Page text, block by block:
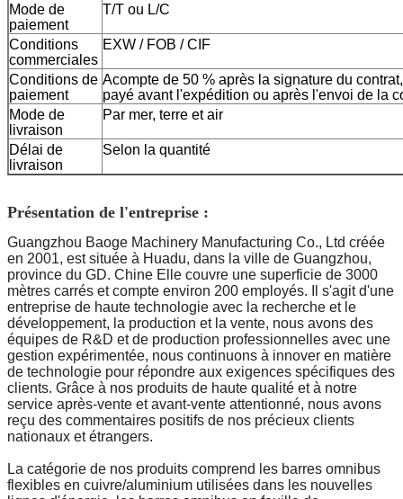
Mode de
paiement
T/T ou L/C
Conditions
commerciales
EXW / FOB / CIF
Conditions de
paiement
Acompte de 50 % après la signature du
payé avant l'expédition ou après l'envoi de la
Mode de
livraison
Par mer, terre et air
Délai de
livraison
Selon la quantité
Présentation de l'entreprise :
Guangzhou Baoge Machinery Manufacturing Co., Ltd créée
en 2001, est située à Huadu, dans la ville de Guangzhou,
province du GD. Chine Elle couvre une superficie de 3000
mètres carrés et compte environ 200 employés. Il s'agit d'une
entreprise de haute technologie avec la recherche et le
développement, la production et la vente, nous avons des
équipes de R&D et de production professionnelles avec une
gestion expérimentée, nous continuons à innover en matière
de technologie pour répondre aux exigences spécifiques des
clients. Grâce à nos produits de haute qualité et à notre
service après-vente et avant-vente attentionné, nous avons
reçu des commentaires positifs de nos précieux clients
nationaux et étrangers.
La catégorie de nos produits comprend les barres omnibus
flexibles en cuivre/aluminium utilisées dans les nouvelles